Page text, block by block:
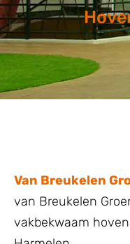
Van Breukelen
van Breukelen
vakbekwaam